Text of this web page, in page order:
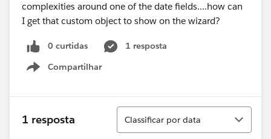
complexities around one of the date fields....how can
I get that custom object to show on the wizard?
0 curtidas
1 resposta
Compartilhar
Show menu
1 resposta
Classificar
Classificar por data